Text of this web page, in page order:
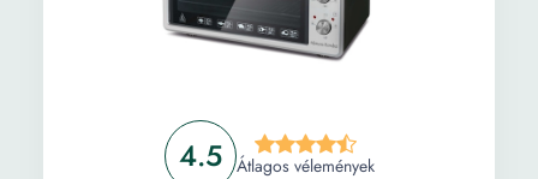
4.5 Átlagos vélemények